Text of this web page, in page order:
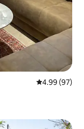
Calificación
4.99 (97)